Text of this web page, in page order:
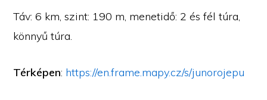
Táv: 6 km, szint: 190 m, menetidő: 2 és fél túra,
könnyű túra.
Térképen: https://en.frame.mapy.cz/s/junorojepu